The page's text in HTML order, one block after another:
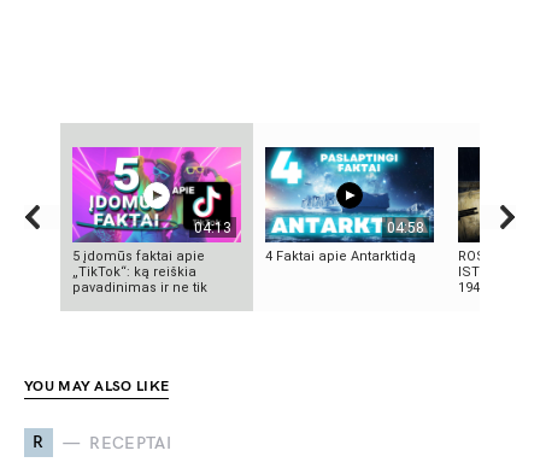
04:13
5 įdomūs faktai apie
„TikTok“: ką reiškia
pavadinimas ir ne tik
04:58
4 Faktai apie Antarktidą
ROSVELO
ISTORIJA:
1947-
YOU MAY ALSO LIKE
R RECEPTAI